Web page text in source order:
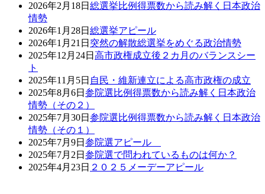
2026年2月18日 総選挙比例得票数から読み解く日本政治
情勢
2026年1月28日 総選挙アピール
2026年1月21日 突然の解散総選挙をめぐる政治情勢
2025年12月24日 高市政権成立後２カ月のバランスシー
ト
2025年11月5日 自民・維新連立による高市政権の成立
2025年8月6日 参院選比例得票数から読み解く日本政治
情勢（その２）
2025年7月30日 参院選比例得票数から読み解く日本政治
情勢（その１）
2025年7月9日 参院選アピール
2025年7月2日 参院選で問われているものは何か？
2025年4月23日 ２０２５メーデーアピール